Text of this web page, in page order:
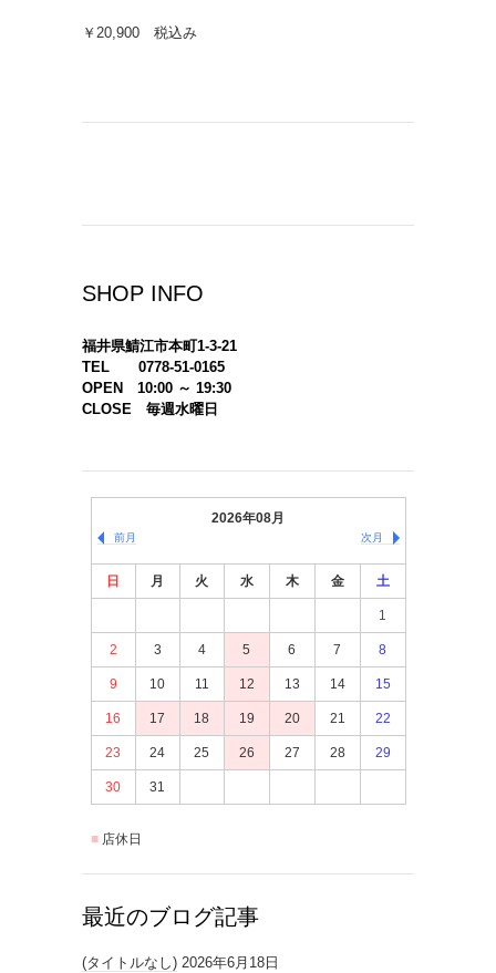
￥20,900 税込み
SHOP INFO
福井県鯖江市本町1-3-21
TEL 0778-51-0165
OPEN 10:00 ～ 19:30
CLOSE 毎週水曜日
2026年08月
前月 次月
日 月 火 水 木 金 土
1
2 3 4 5 6 7 8
9 10 11 12 13 14 15
16 17 18 19 20 21 22
23 24 25 26 27 28 29
30 31
店休日
最近のブログ記事
(タイトルなし) 2026年6月18日